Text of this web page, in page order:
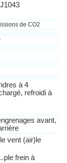
de CO2
à 4
refroidi à
avant,
le vent (air) le
ple frein à